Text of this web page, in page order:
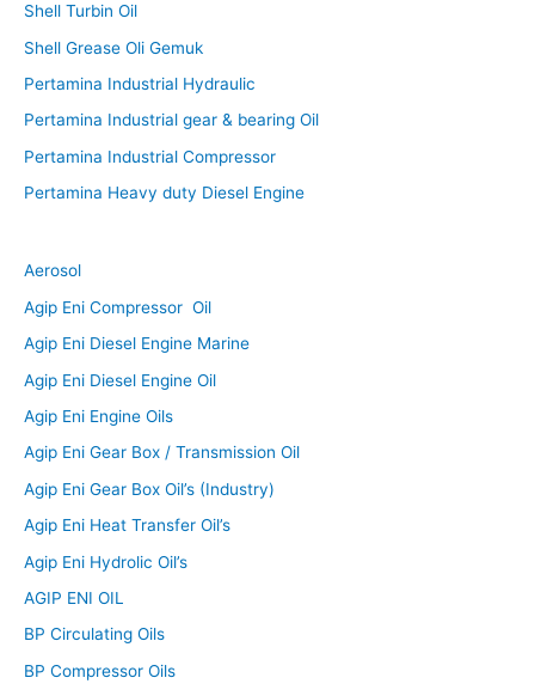
Shell Turbin Oil
Shell Grease Oli Gemuk
Pertamina Industrial Hydraulic
Pertamina Industrial gear & bearing Oil
Pertamina Industrial Compressor
Pertamina Heavy duty Diesel Engine
Aerosol
Agip Eni Compressor Oil
Agip Eni Diesel Engine Marine
Agip Eni Diesel Engine Oil
Agip Eni Engine Oils
Agip Eni Gear Box / Transmission Oil
Agip Eni Gear Box Oil’s (Industry)
Agip Eni Heat Transfer Oil’s
Agip Eni Hydrolic Oil’s
AGIP ENI OIL
BP Circulating Oils
BP Compressor Oils